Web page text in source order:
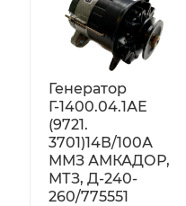
Генератор
Г-1400.04.1АЕ
(9721.
3701)14В/100А
ММЗ АМКАДОР,
МТЗ, Д-240-
260/775551